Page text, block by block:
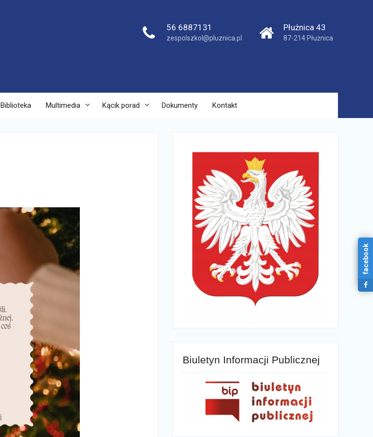
56 6887131
zespolszkol@pluznica.pl
Płużnica 43
87-214 Płużnica
Biblioteka Multimedia Kącik porad Dokumenty Kontakt
Biuletyn Informacji Publicznej
facebook